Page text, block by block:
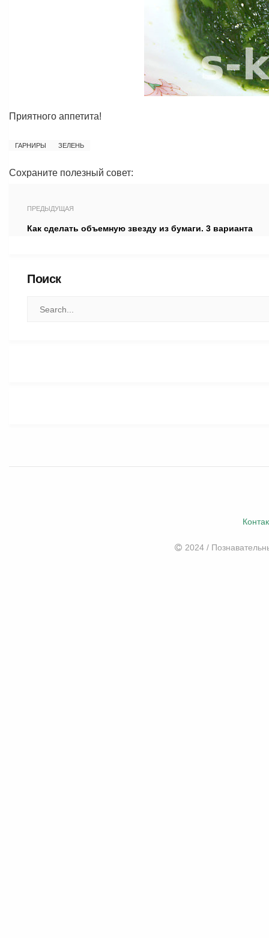
Приятного аппетита!
ГАРНИРЫ ЗЕЛЕНЬ
Сохраните полезный совет:
ПРЕДЫДУЩАЯ
Как сделать объемную звезду из бумаги. 3 варианта
Поиск
2024 /